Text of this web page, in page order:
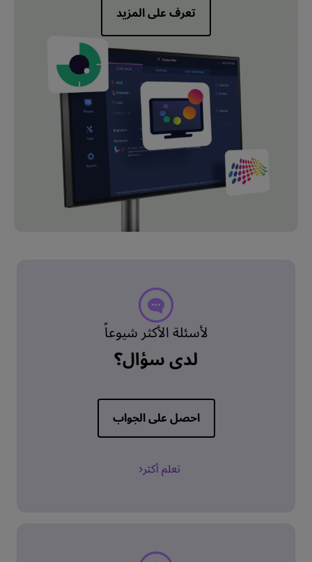
تعرف على المزيد
لأسئلة الأكثر شيوعاً
لدي سؤال؟
احصل على الجواب
تعلم أكثر